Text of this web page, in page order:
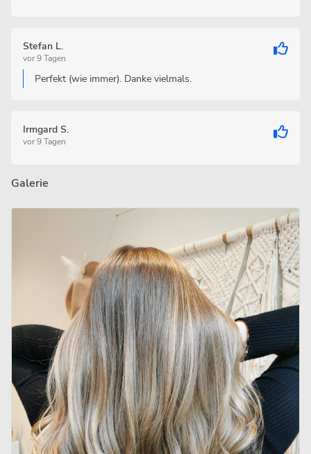
Stefan L.
vor 9 Tagen
Perfekt (wie immer). Danke vielmals.
Irmgard S.
vor 9 Tagen
Galerie